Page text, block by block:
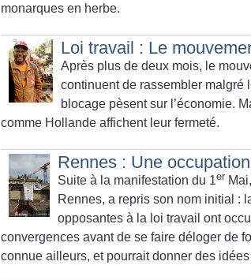
monarques en herbe.
Loi travail : Le
Après plus de deux mois, le
continuent de rassembler malgré
blocage pèsent sur l’économie.
comme Hollande affichent leur fermeté.
Rennes : Une
Suite à la manifestation du 1er
Rennes, a repris son nom initial :
opposantes à la loi travail ont
convergences avant de se faire déloger de
connue ailleurs, et pourrait donner des